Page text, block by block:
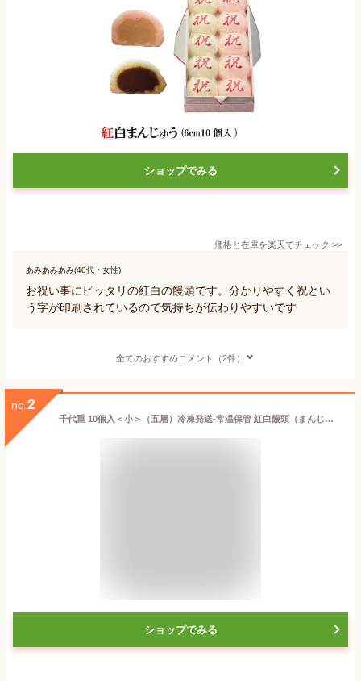
ショップでみる
価格と在庫を楽天でチェック >>
あみあみあみ(40代・女性)
お祝い事にピッタリの紅白の饅頭です。分かりやすく祝とい
う字が印刷されているので気持ちが伝わりやすいです
全てのおすすめコメント（2件）
no. 2
千代重 10個入＜小＞（五層）冷凍発送-常温保管 紅白饅頭（まんじゅう）上用まんじゅう 紅白 まんじゅう ≪ひな祭り 入学祝い 入学内祝い 入園祝い 成人祝い 七五三 卒業祝い 卒園祝い 引菓子 内祝い 出産 結婚 新築 お祝い お返し ご挨拶 お菓子 和菓子 スイーツ 贈り物≫
ショップでみる